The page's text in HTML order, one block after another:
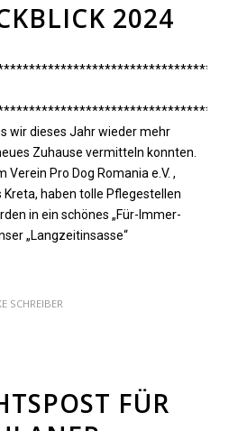
2024
wir dieses Jahr wieder mehr
Zuhause vermitteln konnten.
Verein Pro Dog Romania e.V. ,
Kreta, haben tolle Pflegestellen
in ein schönes „Für-Immer-
„Langzeitinsasse“
SCHREIBER
FÜR